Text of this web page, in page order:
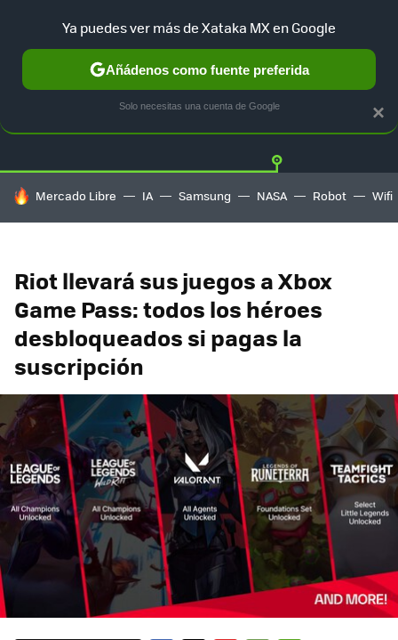
Twitter
HOY SE HABLA DE
Mercado Libre IA Samsung NASA Robot Wifi
Riot llevará sus juegos a Xbox
Game Pass: todos los héroes
desbloqueados si pagas la
suscripción
×
Ya puedes ver más de Xataka MX en Google
Añádenos como fuente preferida
Solo necesitas una cuenta de Google